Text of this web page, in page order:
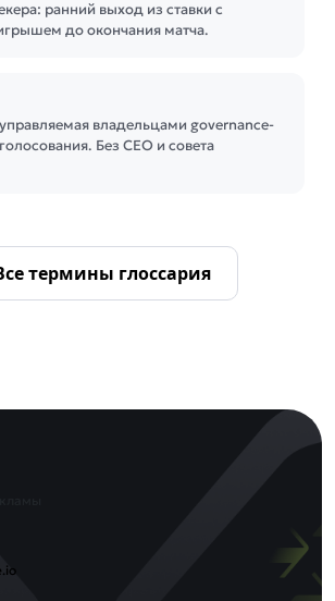
ранний выход из ставки с
до окончания матча.
владельцами governance-
Без CEO и совета
термины глоссария